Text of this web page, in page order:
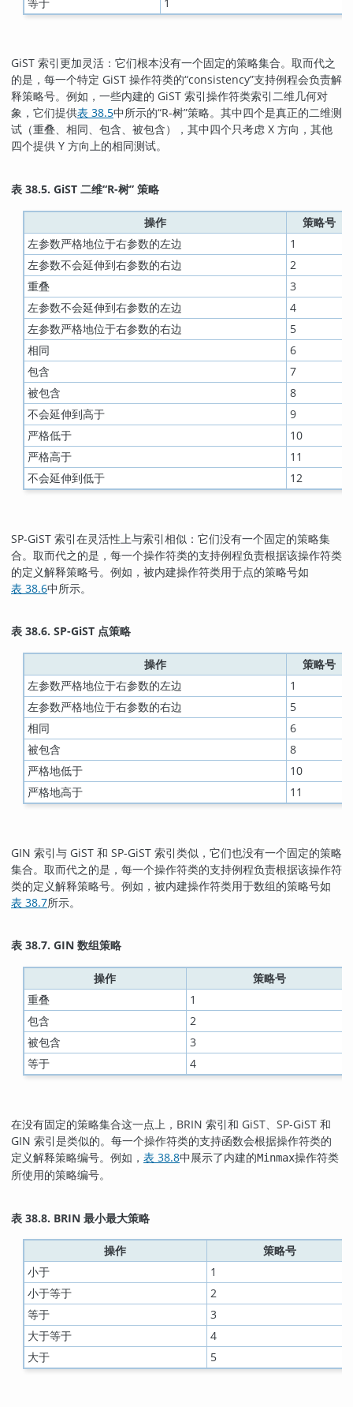
GiST 索引更加灵活：它们根本没有一个固定的策略集合。取而代之
的是，每一个特定 GiST 操作符类的“consistency”支持例程会负责解
释策略号。例如，一些内建的 GiST 索引操作符类索引二维几何对
象，它们提供表 38.5中所示的“R-树”策略。其中四个是真正的二维测
试（重叠、相同、包含、被包含），其中四个只考虑 X 方向，其他
四个提供 Y 方向上的相同测试。
表 38.5. GiST 二维“R-树” 策略
操作
策略号
左参数严格地位于右参数的左边
1
左参数不会延伸到右参数的右边
2
重叠
3
左参数不会延伸到右参数的左边
4
左参数严格地位于右参数的右边
5
相同
6
包含
7
被包含
8
不会延伸到高于
9
严格低于
10
严格高于
11
不会延伸到低于
12
SP-GiST 索引在灵活性上与索引相似：它们没有一个固定的策略集
合。取而代之的是，每一个操作符类的支持例程负责根据该操作符类
的定义解释策略号。例如，被内建操作符类用于点的策略号如
表 38.6中所示。
表 38.6. SP-GiST 点策略
操作
策略号
左参数严格地位于右参数的左边
1
左参数严格地位于右参数的右边
5
相同
6
被包含
8
严格地低于
10
严格地高于
11
GIN 索引与 GiST 和 SP-GiST 索引类似，它们也没有一个固定的策略
集合。取而代之的是，每一个操作符类的支持例程负责根据该操作符
类的定义解释策略号。例如，被内建操作符类用于数组的策略号如
表 38.7所示。
表 38.7. GIN 数组策略
操作
策略号
重叠
1
包含
2
被包含
3
等于
4
在没有固定的策略集合这一点上，BRIN 索引和 GiST、SP-GiST 和
GIN 索引是类似的。每一个操作符类的支持函数会根据操作符类的
定义解释策略编号。例如， 表 38.8中展示了内建的Minmax操作符类
所使用的策略编号。
表 38.8. BRIN 最小最大策略
操作
策略号
小于
1
小于等于
2
等于
3
大于等于
4
大于
5